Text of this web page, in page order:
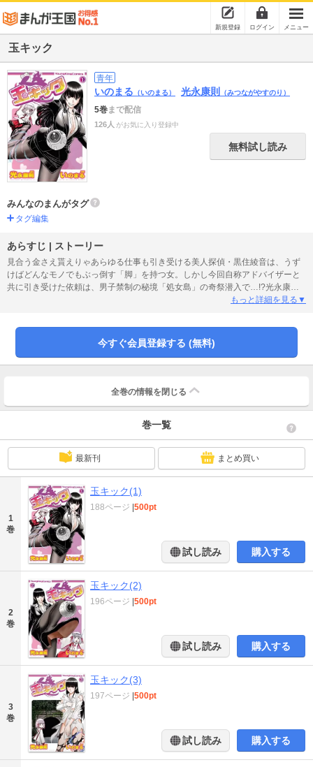
新規登録 ログイン メニュー
玉キック
青年
いのまる （いのまる） 光永康則 （みつながやすのり）
5巻まで配信
126人 がお気に入り登録中
無料試し読み
みんなのまんがタグ
タグ編集
あらすじ | ストーリー
見合う金さえ貰えりゃあらゆる仕事も引き受ける美人探偵・黒住綾音は、うず
けばどんなモノでもぶっ倒す「脚」を持つ女。しかし今回自称アドバイザーと
共に引き受けた依頼は、男子禁制の秘境「処女島」の奇祭潜入で…!?光永康則
もっと詳細を見る▼
今すぐ会員登録する (無料)
全巻の情報を 閉じる
巻一覧
最新刊 まとめ買い
1
巻
玉キック(1)
188ページ |500pt
試し読み 購入する
2
巻
玉キック(2)
196ページ |500pt
試し読み 購入する
3
巻
玉キック(3)
197ページ |500pt
試し読み 購入する